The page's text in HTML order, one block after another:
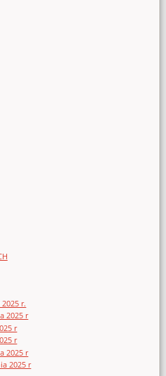
r.
2025 r
r
r
2025 r
2025 r